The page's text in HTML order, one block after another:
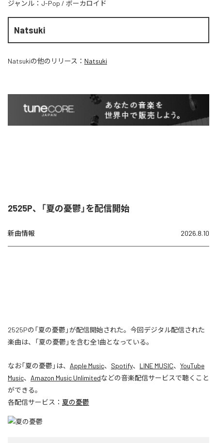
ジャンル： J-Pop / ボーカロイド
Natsuki
Natsukiの他のリリース： Natsuki
2525P、「夏の憂鬱」を配信開始
新曲情報 2026.8.10
2525Pの「夏の憂鬱」が配信開始された。今回デジタル配信された
楽曲は、「夏の憂鬱」を含む全1曲となっている。
なお「夏の憂鬱 」は、 Apple Music、 Spotify、 LINE MUSIC、 YouTube
Music、 Amazon Music Unlimitedなどの音楽配信サービスで聴くこと
ができる。
各配信サービス： 夏の憂鬱